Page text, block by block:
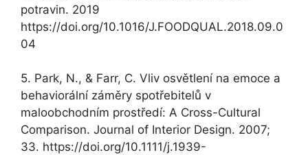
potravin. 2019
https://doi.org/10.1016/J.FOODQUAL.2018.09.0
04
5. Park, N., & Farr, C. Vliv osvětlení na emoce a
behaviorální záměry spotřebitelů v
maloobchodním prostředí: A Cross-Cultural
Comparison. Journal of Interior Design. 2007;
33. https://doi.org/10.1111/j.1939-